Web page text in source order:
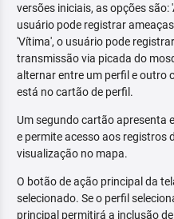
versões iniciais, as opções são:
usuário pode registrar
'Vítima', o usuário pode
transmissão via picada do
alternar entre um perfil e outro
está no cartão de perfil.
Um segundo cartão apresenta
e permite acesso aos registros
visualização no mapa.
O botão de ação principal da
selecionado. Se o perfil
principal permitirá a inclusão